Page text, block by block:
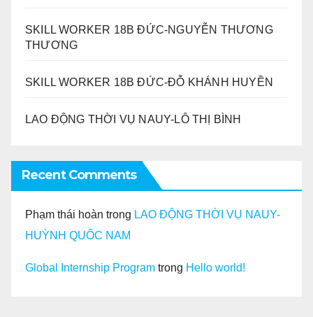
SKILL WORKER 18B ĐỨC-NGUYỄN THƯƠNG
THƯƠNG
SKILL WORKER 18B ĐỨC-ĐỖ KHÁNH HUYỀN
LAO ĐỘNG THỜI VỤ NAUY-LÔ THỊ BÌNH
Recent Comments
Phạm thái hoàn trong LAO ĐỘNG THỜI VỤ NAUY-
HUỲNH QUỐC NAM
Global Internship Program trong Hello world!